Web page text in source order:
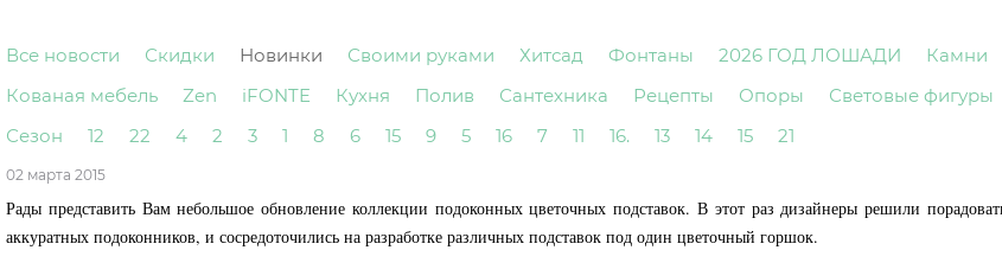
Все новости Скидки Новинки Своими руками Хитсад Фонтаны 2026 ГОД ЛОШАДИ Камни
Кованая мебель
Zen iFONTE Кухня Полив Сантехника Рецепты Опоры Световые фигуры
Сезон
12 22 4 2 3 1 8 6 15 9 5 16 7 11 16. 13 14 15 21
02 марта 2015
Рады представить Вам небольшое обновление коллекции подоконных цветочных подставок. В этот раз дизайнеры решили
аккуратных подоконников, и сосредоточились на разработке различных подставок под один цветочный горшок.